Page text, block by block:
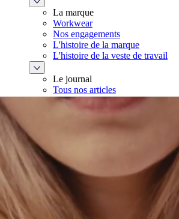
La marque
Workwear
Nos engagements
L'histoire de la marque
L'histoire de la veste de travail
Le journal
Tous nos articles